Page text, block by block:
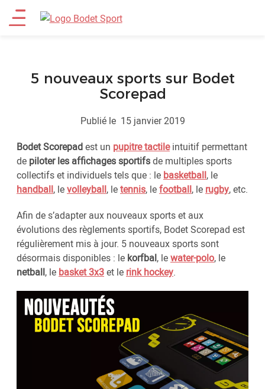
Aller
auMain
5 nouveaux sports sur Bodet
Scorepad
Publié le 15 janvier 2019
Bodet Scorepadest un pupitre tactileintuitif permettant
de piloter les affichages sportifsde multiples sports
collectifs et individuels tels que : le basketball, le
handball, levolleyball, letennis, lefootball, le rugby, etc.
Afin de s’adapter aux nouveaux sports et aux
évolutions des règlements sportifs, Bodet Scorepad est
régulièrement mis à jour. 5 nouveaux sports sont
désormais disponibles : le korfbal, lewater-polo, le
netball, le basket 3x3et le rink hockey.